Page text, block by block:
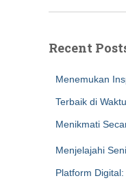
Recent
Menemukan
Terbaik di
Menikmati
Menjelajahi
Platform